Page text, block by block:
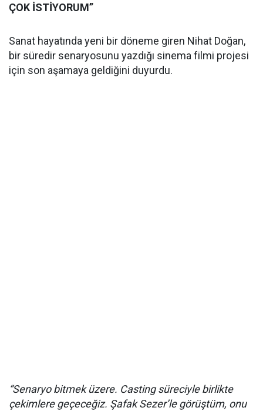
ÇOK İSTİYORUM”
Sanat hayatında yeni bir döneme giren Nihat Doğan,
bir süredir senaryosunu yazdığı sinema filmi projesi
için son aşamaya geldiğini duyurdu.
“Senaryo bitmek üzere. Casting süreciyle birlikte
çekimlere geçeceğiz. Şafak Sezer’le görüştüm, onu